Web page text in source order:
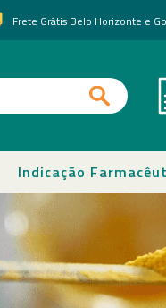
Frete Grátis Belo Horizonte e
Indicação